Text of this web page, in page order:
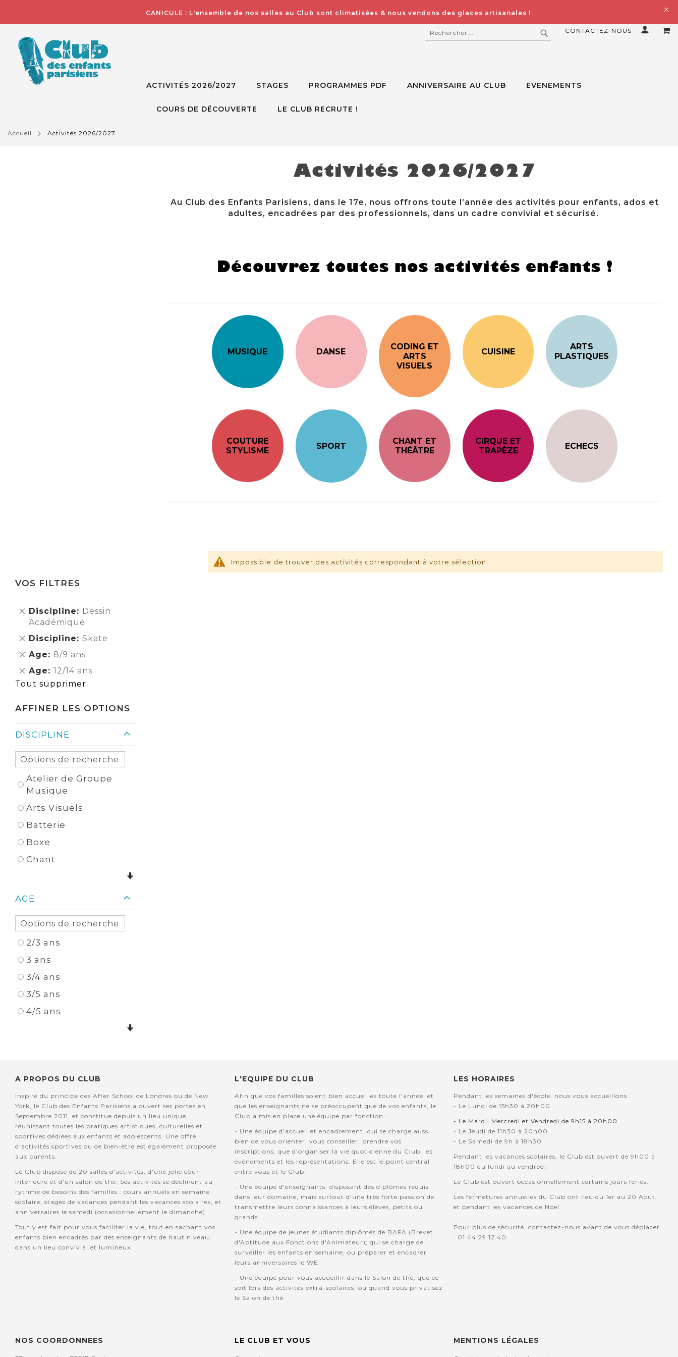
CANICULE : L'ensemble de nos salles au Club sont climatisées & nous vendons des glaces artisanales !
CONTACTEZ-NOUS
RECHERCHER
ACTIVITÉS 2026/2027 STAGES PROGRAMMES PDF ANNIVERSAIRE AU CLUB EVENEMENTS
COURS DE DÉCOUVERTE LE CLUB RECRUTE !
accueil activités 2026/2027
Activités 2026/2027
Au Club des Enfants Parisiens, dans le 17e, nous offrons toute l’année des activités pour enfants, ados et
adultes, encadrées par des professionnels, dans un cadre convivial et sécurisé.
Découvrez toutes nos activités enfants !
MUSIQUE DANSE
CODING ET
ARTS
VISUELS
CUISINE
ARTS
PLASTIQUES
COUTURE
STYLISME
SPORT
CHANT ET
THÉÂTRE
CIRQUE ET
TRAPÈZE
ECHECS
Impossible de trouver des activités correspondant à votre sélection.
VOS FILTRES
Discipline
Dessin
Académique
Supprimer
cet
Élément
Discipline Skate
Supprimer
Élément
Age 8/9 ans
Supprimer
Élément
Age 12/14 ans
Supprimer
cet
Tout supprimer
AFFINER LES OPTIONS
DISCIPLINE
Atelier de Groupe
Musique
Arts Visuels
Batterie
Boxe
Chant
AGE
2/3 ans
3 ans
3/4 ans
3/5 ans
4/5 ans
A PROPOS DU CLUB
Inspiré du principe des After School de Londres ou de New
York, le Club des Enfants Parisiens a ouvert ses portes en
Septembre 2011, et constitue depuis un lieu unique,
réunissant toutes les pratiques artistiques, culturelles et
sportives dédiées aux enfants et adolescents. Une offre
d'activités sportives ou de bien-être est également proposée
aux parents.
Le Club dispose de 20 salles d'activités, d'une jolie cour
intérieure et d'un salon de thé. Ses activités se déclinent au
rythme de besoins des familles : cours annuels en semaine
scolaire, stages de vacances pendant les vacances scolaires, et
anniversaires le samedi (occasionnellement le dimanche).
Tout y est fait pour vous faciliter la vie, tout en sachant vos
enfants bien encadrés par des enseignants de haut niveau,
dans un lieu convivial et lumineux.
L'EQUIPE DU CLUB
Afin que vos familles soient bien accuellies toute l'année, et
que les enseignants ne se préoccupent que de vos enfants, le
Club a mis en place une équipe par fonction :
- Une équipe d'accueil et encadrement, qui se charge aussi
bien de vous orienter, vous conseiller, prendre vos
inscriptions, que d'organiser la vie quotidienne du Club, les
évènements et les représentations. Elle est le point central
entre vous et le Club.
- Une équipe d'enseignants, disposant des diplômes requis
dans leur domaine, mais surtout d'une très forte passion de
transmettre leurs connaissances à leurs élèves, petits ou
grands.
- Une équipe de jeunes étudiants diplômés de BAFA (Brevet
d'Aptitude aux Fonctions d'Animateur); qui se charge de
surveiller les enfants en semaine, ou préparer et encadrer
leurs anniversaires le WE.
- Une équipe pour vous accueillir dans le Salon de thé, que ce
soit lors des activités extra-scolaires, ou quand vous privatisez
le Salon de thé.
LES HORAIRES
Pendant les semaines d'école, nous vous accueillons :
- Le Lundi de 15h30 à 20h00
- Le Mardi, Mercredi et Vendredi de 9h15 à 20h00
- Le Jeudi de 11h30 à 20h00
- Le Samedi de 9h à 18h30
Pendant les vacances scolaires, le Club est ouvert de 9h00 à
18h00 du lundi au vendredi.
Le Club est ouvert occasionnellement certains jours fériés.
Les fermetures annuelles du Club ont lieu du 1er au 20 Aout,
et pendant les vacances de Noel.
Pour plus de sécurité, contactez-nous avant de vous déplacer
: 01 44 29 12 40.
NOS COORDONNEES LE CLUB ET VOUS MENTIONS LÉGALES